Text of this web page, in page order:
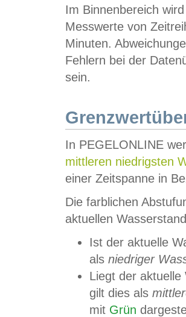
Im Binnenbereich
Messwerte von
Minuten.
Fehlern bei der
sein.
In PEGELONLINE
mittleren niedrigsten
einer Zeitspanne in
Die farblichen
aktuellen
Ist der aktuelle
als niedriger
Liegt der
gilt dies als
mit Grün